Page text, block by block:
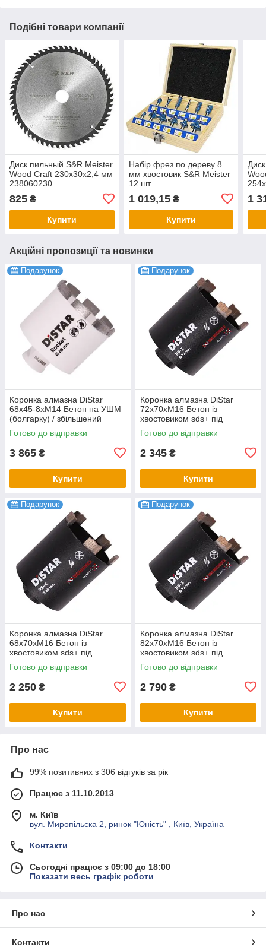
Подібні товари компанії
Диск пильный S&R Meister
Wood Craft 230х30х2,4 мм
238060230
825 ₴
Купити
Набір фрез по дереву 8
мм хвостовик S&R Meister
12 шт.
1 019,15₴
Купити
1
Акційні пропозиції та новинки
Подарунок
Коронка алмазна DiStar
68х45-8хM14 Бетон на УШМ
(болгарку) / збільшений
ресурс 300+ отворів
Готово до відправки
3 865 ₴
Купити
Подарунок
Коронка алмазна DiStar
72x70хМ16 Бетон із
хвостовиком sds+ під
свердло
Готово до відправки
2 345 ₴
Купити
Подарунок
Коронка алмазна DiStar
68x70хМ16 Бетон із
хвостовиком sds+ під
свердло
Готово до відправки
2 250 ₴
Купити
Подарунок
Коронка алмазна DiStar
82x70хМ16 Бетон із
хвостовиком sds+ під
свердло
Готово до відправки
2 790 ₴
Купити
Про нас
99% позитивних з 306 відгуків за рік
Працює з 11.10.2013
м. Київ
вул. Миропільска 2, ринок "Юність" , Київ, Україна
Контакти
Сьогодні працює з 09:00 до 18:00
Показати весь графік роботи
Про нас
Контакти